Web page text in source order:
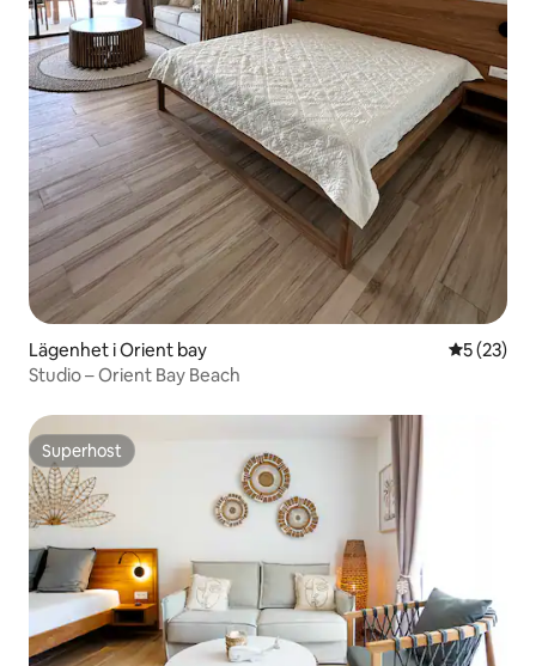
Lägenhet i Orient bay 5 av 5 i
5 (23)
Studio – Orient Bay Beach
Superhost
Superhost